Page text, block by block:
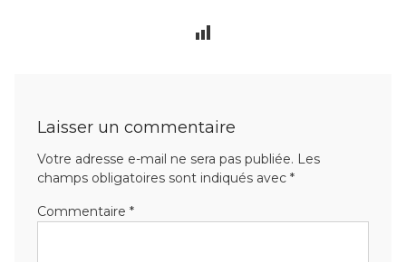
Laisser un commentaire
Votre adresse e-mail ne sera pas publiée. Les
champs obligatoires sont indiqués avec *
Commentaire *